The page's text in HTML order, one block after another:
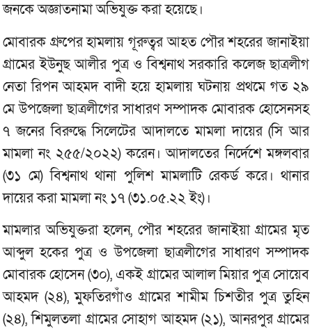
জনকে অজ্ঞাতনামা অভিযুক্ত করা হয়েছে।
মোবারক গ্রুপের হামলায় গূরুত্বর আহত পৌর শহরের জানাইয়া
গ্রামের ইউনুছ আলীর পুত্র ও বিশ্বনাথ সরকারি কলেজ ছাত্রলীগ
নেতা রিপন আহমদ বাদী হয়ে হামলায় ঘটনায় প্রথমে গত ২৯
মে উপজেলা ছাত্রলীগের সাধারণ সম্পাদক মোবারক হোসেনসহ
৭ জনের বিরুদ্ধে সিলেটের আদালতে মামলা দায়ের (সি আর
মামলা নং ২৫৫/২০২২) করেন। আদালতের নির্দেশে মঙ্গলবার
(৩১ মে) বিশ্বনাথ থানা পুলিশ মামলাটি রেকর্ড করে। থানার
দায়ের করা মামলা নং ১৭ (৩১.০৫.২২ ইং)।
মামলার অভিযুক্তরা হলেন, পৌর শহরের জানাইয়া গ্রামের মৃত
আব্দুল হকের পুত্র ও উপজেলা ছাত্রলীগের সাধারণ সম্পাদক
মোবারক হোসেন (৩০), একই গ্রামের আলাল মিয়ার পুত্র সোয়েব
আহমদ (২৪), মুফতিরগাঁও গ্রামের শামীম চিশতীর পুত্র তুহিন
(২৪), শিমুলতলা গ্রামের সোহাগ আহমদ (২১), আনরপুর গ্রামের